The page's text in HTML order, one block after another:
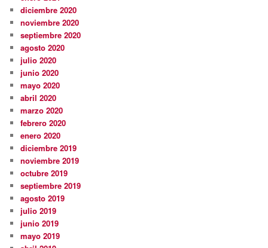
diciembre 2020
noviembre 2020
septiembre 2020
agosto 2020
julio 2020
junio 2020
mayo 2020
abril 2020
marzo 2020
febrero 2020
enero 2020
diciembre 2019
noviembre 2019
octubre 2019
septiembre 2019
agosto 2019
julio 2019
junio 2019
mayo 2019